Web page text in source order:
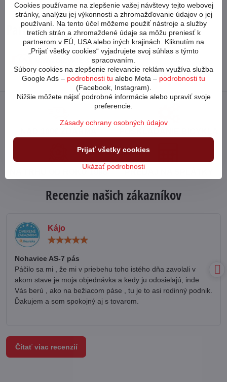
Partnerský web
www​.bicykle-shop​.sk
Recenzie našich zákazníkov
Kájo
Nohavice AS-7 pás
Páčilo sa mi , že mi v priebehu toho istého dňa zavolali v
akom stave je moja objednávka a kedy ju odosielajú, inde
Vás berú , ako na bežiacom páse , tu je to asi rodinný podnik.
Ďakujem a som spokojný aj s tovarom.
Čítať viac recenzií
Cookies používame na zlepšenie vašej návštevy tejto webovej
stránky, analýzu jej výkonnosti a zhromažďovanie údajov o jej
používaní. Na tento účel môžeme použiť nástroje a služby
tretích strán a zhromaždené údaje sa môžu preniesť k
partnerom v EÚ, USA alebo iných krajinách. Kliknutím na
„Prijať všetky cookies“ vyjadrujete svoj súhlas s týmto
spracovaním.
Súbory cookies na zlepšenie relevancie reklám využíva služba
Google Ads – podrobnosti tu alebo Meta – podrobnosti tu
(Facebook, Instagram).
Nižšie môžete nájsť podrobné informácie alebo upraviť svoje
preferencie.
Zásady ochrany osobných údajov
Ukázať podrobnosti
Prijať všetky cookies